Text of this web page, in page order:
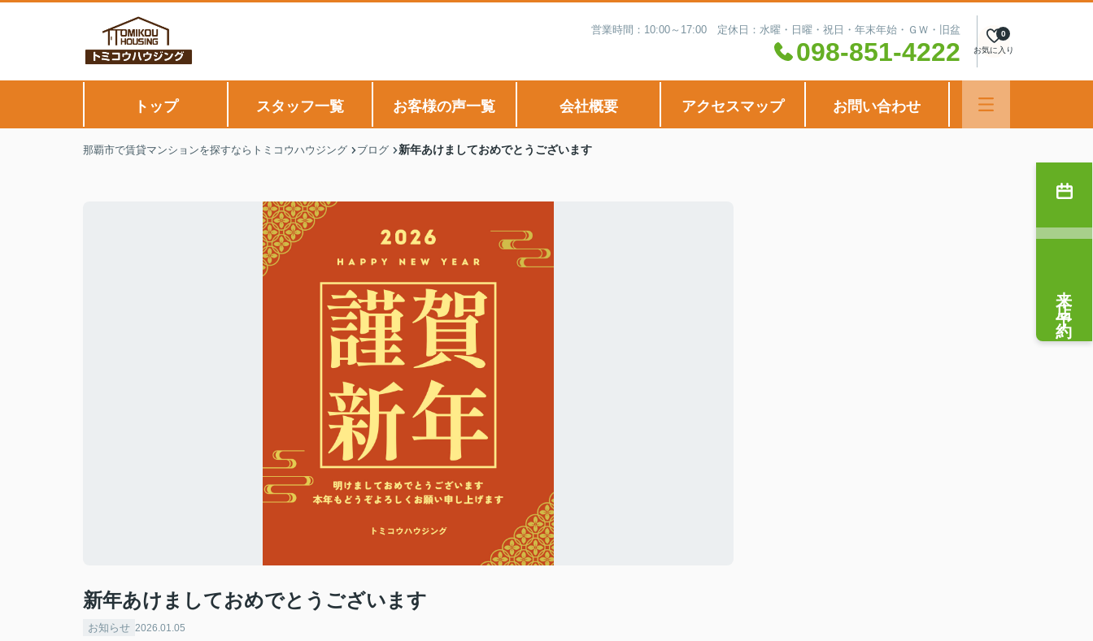
営業時間：10:00～17:00 定休日：水曜・日曜・祝日・年末年始・ＧＷ・旧盆
098-851-4222 お気に入り
0
トップ スタッフ一覧 お客様の声一覧 会社概要 アクセスマップ お問い合わせ
那覇市で賃貸マンションを探すならトミコウハウジング ブログ 新年あけましておめでとうございます
新年あけましておめでとうございます
お知らせ 2026.01.05
来店予約